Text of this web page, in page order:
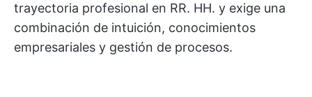
trayectoria profesional en RR. HH. y exige una
combinación de intuición, conocimientos
empresariales y gestión de procesos.